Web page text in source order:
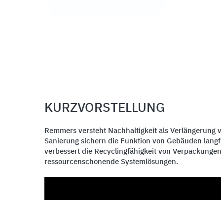
KURZVORSTELLUNG
Remmers versteht Nachhaltigkeit als
Sanierung sichern die Funktion von Gebäuden
verbessert die Recyclingfähigkeit von
ressourcenschonende Systemlösungen.